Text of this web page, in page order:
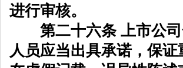
进行审核。
第二十六条 上市公司
人员应当出具承诺，保